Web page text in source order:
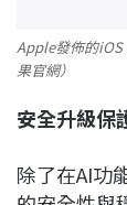
Apple發佈的iOS
果官網）
安全升級保
除了在AI功